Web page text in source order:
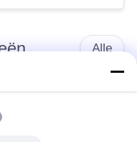
Alle
die Materiaal